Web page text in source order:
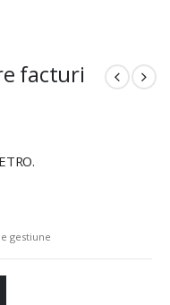
facturi
gestiune